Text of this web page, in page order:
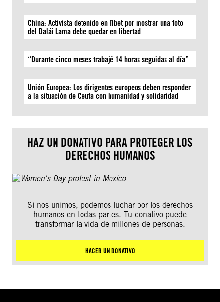
China: Activista detenido en Tíbet por mostrar una foto
del Dalái Lama debe quedar en libertad
“Durante cinco meses trabajé 14 horas seguidas al día”
Unión Europea: Los dirigentes europeos deben responder
a la situación de Ceuta con humanidad y solidaridad
HAZ UN DONATIVO PARA PROTEGER LOS
DERECHOS HUMANOS
Si nos unimos, podemos luchar por los derechos
humanos en todas partes. Tu donativo puede
transformar la vida de millones de personas.
HACER UN DONATIVO